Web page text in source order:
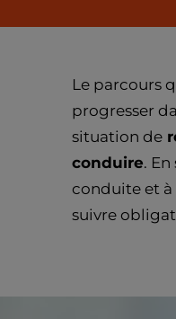
Le parcours
progresser
situation de
conduire.
conduite et à
suivre